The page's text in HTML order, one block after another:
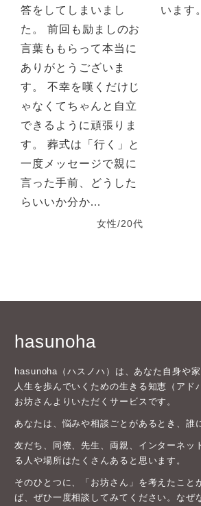
答をしてしまいまし
た。 前回も励ましのお
言葉ももらって本当に
ありがとうございま
す。 不幸を嘆くだけじ
ゃなくてちゃんと自立
できるように頑張りま
す。 葬式は「行く」と
一度メッセージで親に
言った手前、どうした
らいいか分か...
女性/20代
います。
hasunoha
hasunoha（ハスノハ）は、あなた自身や
人生を歩んでいくための生きる知恵（アド
お坊さんよりいただくサービスです。
あなたは、悩みや相談ごとがあるとき、誰
友だち、同僚、先生、両親、インターネッ
る人や場所はたくさんあると思います。
そのひとつに、「お坊さん」を考えたこと
ば、ぜひ一度相談してみてください。なぜ